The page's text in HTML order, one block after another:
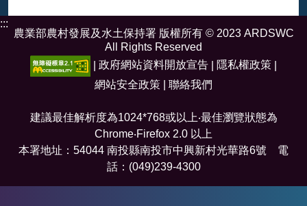
:::
農業部農村發展及水土保持署 版權所有 © 2023 ARDSWC
All Rights Reserved
| 政府網站資料開放宣告 | 隱私權政策 |
網站安全政策
聯絡我們
建議最佳解析度為1024*768或以上‧最佳瀏覽狀態為
Chrome‧Firefox 2.0 以上
本署地址：54044 南投縣南投市中興新村光華路6號 電
話：(049)239-4300